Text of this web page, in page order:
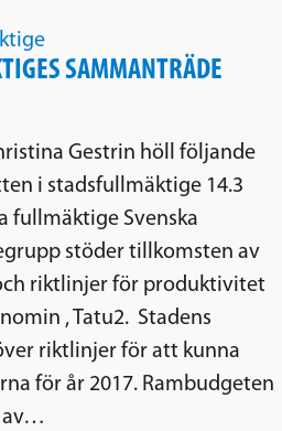
SAMMANTRÄDE
Gestrin höll följande
i stadsfullmäktige 14.3
fullmäktige Svenska
stöder tillkomsten av
riktlinjer för produktivitet
, Tatu2. Stadens
riktlinjer för att kunna
för år 2017. Rambudgeten
av…